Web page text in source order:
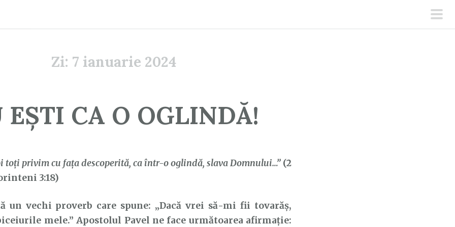
Zi: 7 ianuarie 2024
EȘTI CA O OGLINDĂ!
toţi privim cu faţa descoperită, ca într-o oglindă, slava Domnului…” (2
3:18)
vechi proverb care spune: „Dacă vrei să-mi fii tovarăș,
mele.” Apostolul Pavel ne face următoarea afirmație: